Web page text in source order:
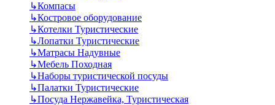
↳Компасы
↳Костровое оборудование
↳Котелки Туристические
↳Лопатки Туристические
↳Матрасы Надувные
↳Мебель Походная
↳Наборы туристической посуды
↳Палатки Туристические
↳Посуда Нержавейка, Туристическая